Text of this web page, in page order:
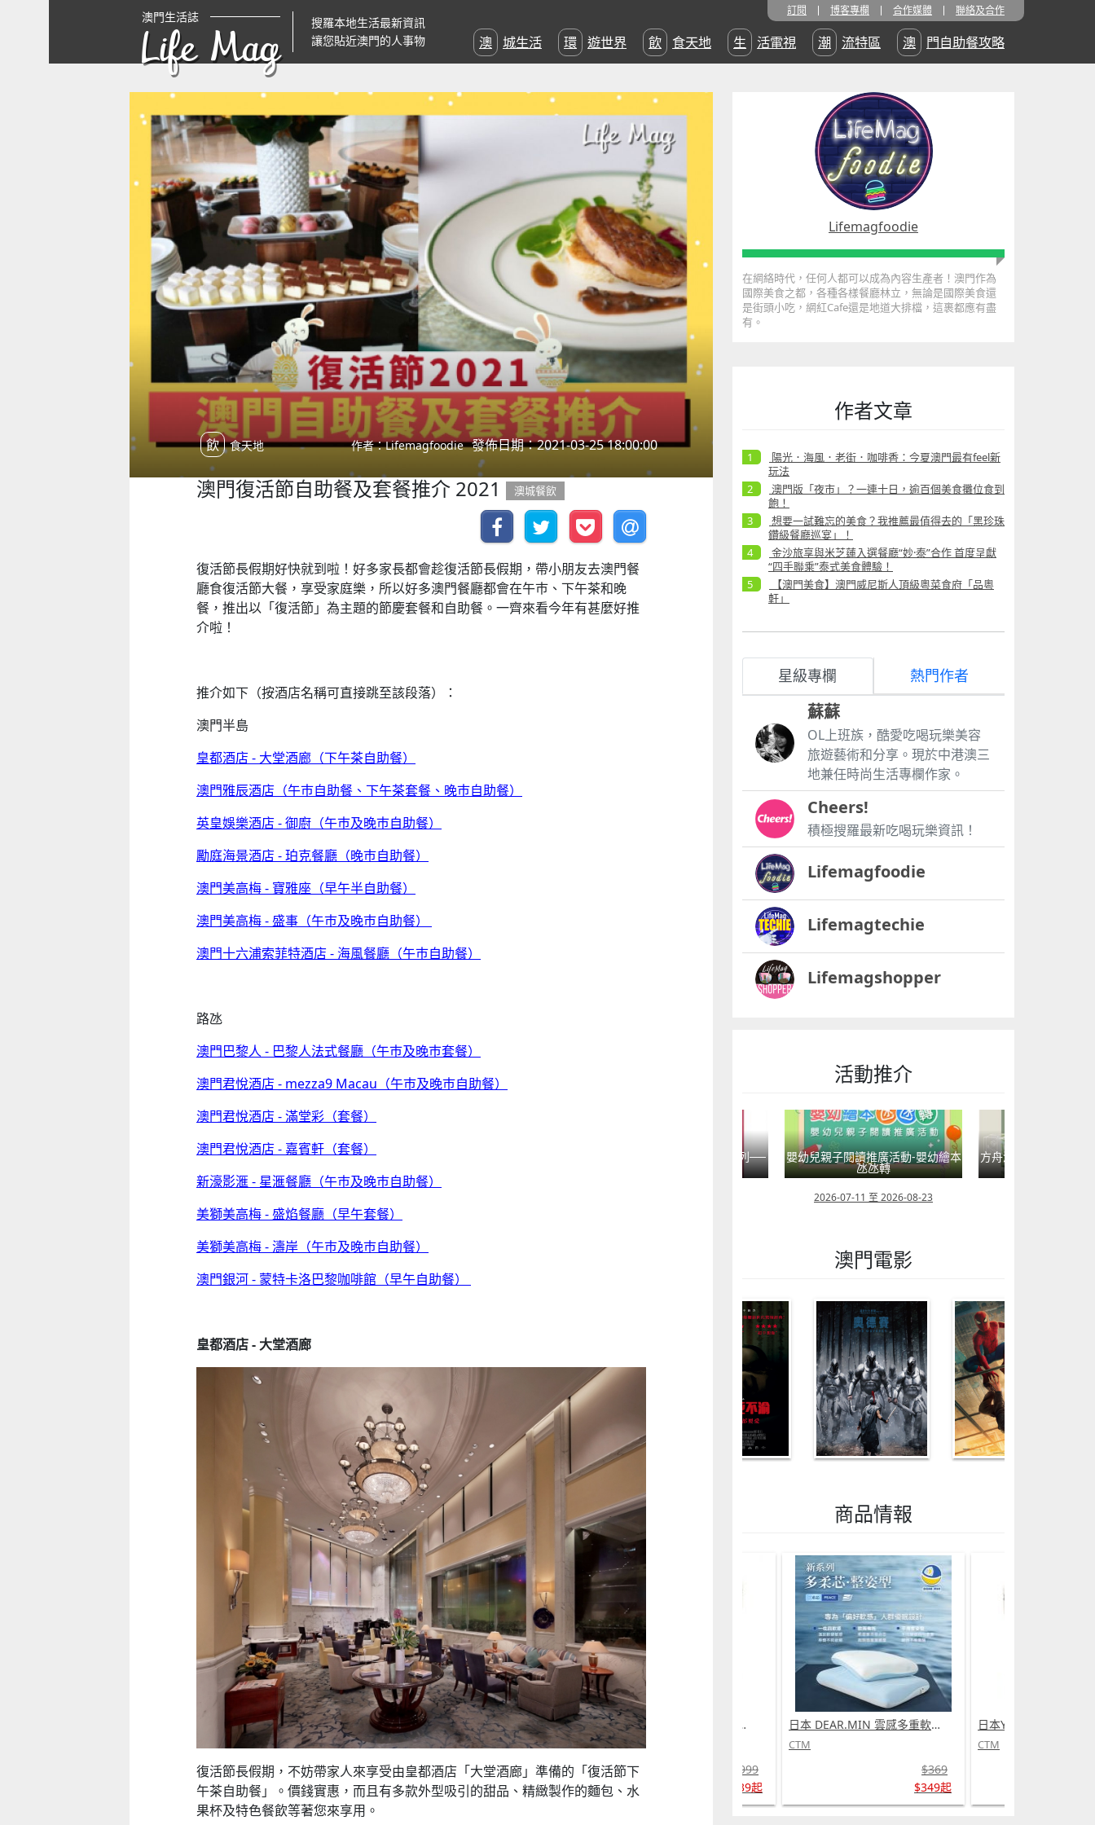
澳門生活誌
Life Mag
搜羅本地生活最新資訊
讓您貼近澳門的人事物
訂閱 博客專欄 合作媒體 聯絡及合作
澳城生活 環遊世界 飲食天地 生活電視 潮流特區 澳門自助餐攻略
飲食天地 作者：Lifemagfoodie 發佈日期：2021-03-25 18:00:00
澳門復活節自助餐及套餐推介 2021 澳城餐飲
復活節長假期好快就到啦！好多家長都會趁復活節長假期，帶小朋友去澳門餐
廳食復活節大餐，享受家庭樂，所以好多澳門餐廳都會在午巿、下午茶和晚
餐，推出以「復活節」為主題的節慶套餐和自助餐。一齊來看今年有甚麼好推
介啦！
推介如下（按酒店名稱可直接跳至該段落）：
澳門半島
皇都酒店 - 大堂酒廊（下午茶自助餐）
澳門雅辰酒店（午巿自助餐、下午茶套餐、晚巿自助餐）
英皇娛樂酒店 - 御廚（午巿及晚巿自助餐）
勵庭海景酒店 - 珀克餐廳（晚巿自助餐）
澳門美高梅 - 寶雅座（早午半自助餐）
澳門美高梅 - 盛事（午巿及晚巿自助餐）
澳門十六浦索菲特酒店 - 海風餐廳（午巿自助餐）
路氹
澳門巴黎人 - 巴黎人法式餐廳（午巿及晚巿套餐）
澳門君悅酒店 - mezza9 Macau（午巿及晚巿自助餐）
澳門君悅酒店 - 滿堂彩（套餐）
澳門君悅酒店 - 嘉賓軒（套餐）
新濠影滙 - 星滙餐廳（午巿及晚巿自助餐）
美獅美高梅 - 盛焰餐廳（早午套餐）
美獅美高梅 - 濤岸（午巿及晚巿自助餐）
澳門銀河 - 蒙特卡洛巴黎咖啡館（早午自助餐）
皇都酒店 - 大堂酒廊
復活節長假期，不妨帶家人來享受由皇都酒店「大堂酒廊」準備的「復活節下
午茶自助餐」。價錢實惠，而且有多款外型吸引的甜品、精緻製作的麵包、水
果杯及特色餐飲等著您來享用。
Lifemagfoodie
在網絡時代，任何人都可以成為內容生產者！澳門作為
國際美食之都，各種各樣餐廳林立，無論是國際美食還
是街頭小吃，網紅Cafe還是地道大排檔，這裹都應有盡
有。
作者文章
陽光．海風．老街．咖啡香：今夏澳門最有feel新
玩法
澳門版「夜市」？一連十日，逾百個美食攤位食到
飽！
想要一試難忘的美食？我推薦最值得去的「黑珍珠
鑽級餐廳巡宴」！
金沙旅享與米芝蓮入選餐廳“妙·泰”合作 首度呈獻
“四手聯乘”泰式美食體驗！
【澳門美食】澳門威尼斯人頂級粵菜食府「品粵
軒」
星級專欄 熱門作者
蘇蘇
OL上班族，酷愛吃喝玩樂美容
旅遊藝術和分享。現於中港澳三
地兼任時尚生活專欄作家。
Cheers!
積極搜羅最新吃喝玩樂資訊！
Lifemagfoodie
Lifemagtechie
Lifemagshopper
活動推介
童心探秘澳門的“中國第一”系列── 嬰幼兒親子閱讀推廣活動-嬰幼繪本 方舟澳門藝術學會呈獻2026《藝力
匯聚》雙聯展
2026-08-02 至 2026-09-12
澳門電影
商品情報
日本 DEAR.MIN 雲感多重軟芯柔托緩壓Peace柔眠枕 (需訂貨)
CTM
$369
$349起
日本Yohome 迷你專業級現磨鮮萃奶泡3合1半自動家庭意式咖啡機 (需訂貨)
CTM
$999
$739起
日本 DEAR.MIN 雲感多重軟芯柔托緩壓Peace柔眠枕 (需訂貨)
CTM
$369
$349起
CTM